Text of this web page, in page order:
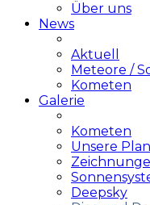
Über uns
News
Aktuell
Meteore /
Kometen
Galerie
Kometen
Unsere
Deepsky